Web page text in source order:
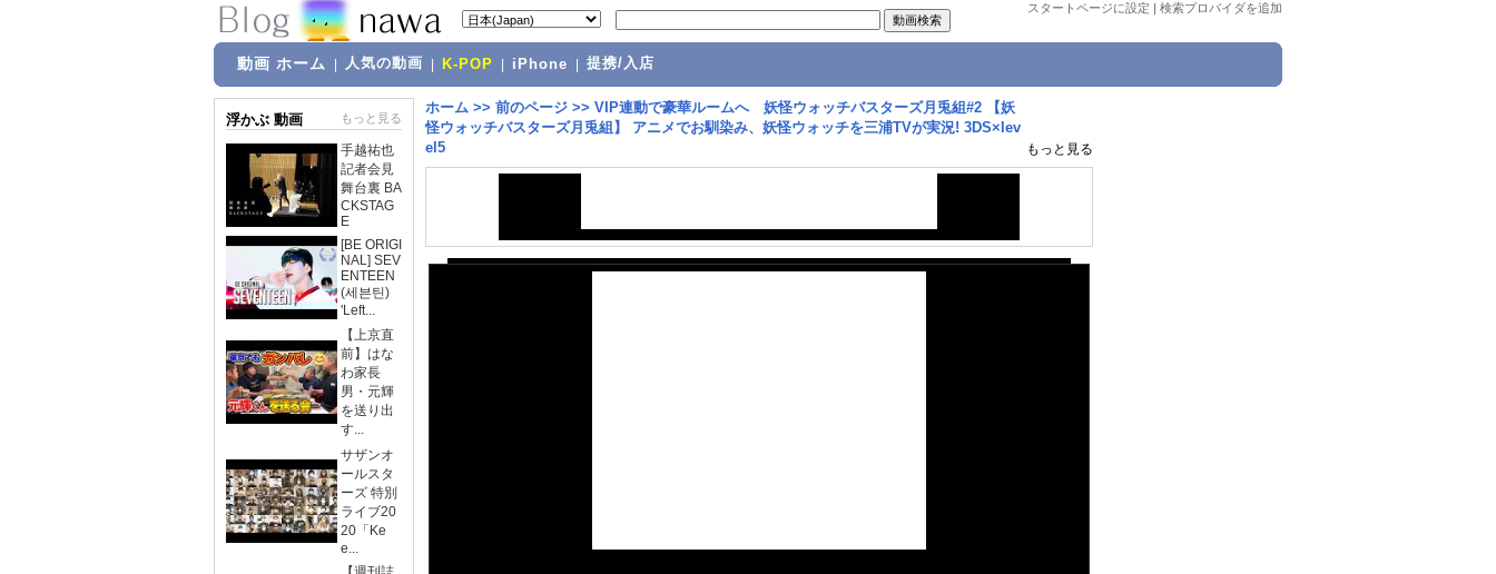
スタートページに設定 | 検索プロバイダを追加
動画 ホーム 人気の動画 K-POP iPhone 提携/入店
浮かぶ 動画 もっと見る
手越祐也
記者会見
舞台裏 BA
CKSTAG
E
[BE ORIGI
NAL] SEV
ENTEEN
(세븐틴)
'Left...
【上京直
前】はな
わ家長
男・元輝
を送り出
す...
サザンオ
ールスタ
ーズ 特別
ライブ20
20「Ke
e...
ホーム >> 前のページ >> VIP連動で豪華ルームへ 妖怪ウォッチバスターズ月兎組#2 【妖
怪ウォッチバスターズ月兎組】 アニメでお馴染み、妖怪ウォッチを三浦TVが実況! 3DS×lev
el5
もっと見る